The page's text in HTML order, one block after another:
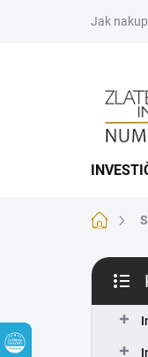
Jak
Domů
P
s